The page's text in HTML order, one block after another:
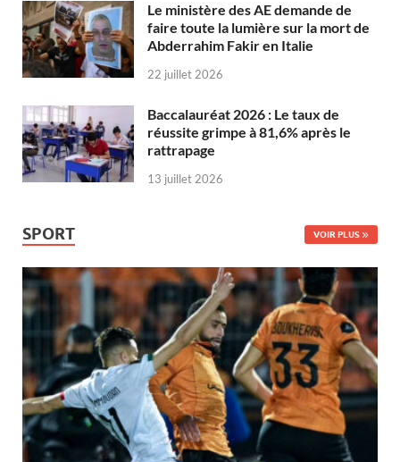
Le ministère des AE demande de
faire toute la lumière sur la mort de
Abderrahim Fakir en Italie
22 juillet 2026
Baccalauréat 2026 : Le taux de
réussite grimpe à 81,6% après le
rattrapage
13 juillet 2026
SPORT VOIR PLUS